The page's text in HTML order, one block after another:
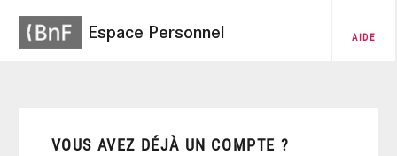
Espace Personnel AIDE
VOUS AVEZ DÉJÀ UN COMPTE ?